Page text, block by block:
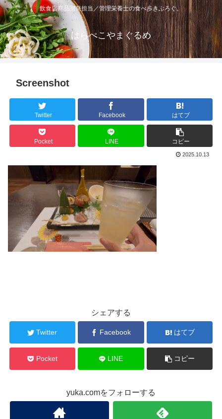
飲食店商品開発担当／管理栄養士の食べ歩きぶろぐ。
はらぺこやまぐるめ
Screenshot
Twitter Facebook はてブ
Pocket LINE コピー
2025.10.13
シェアする
Twitter Facebook はてブ
Pocket LINE コピー
yuka.comをフォローする